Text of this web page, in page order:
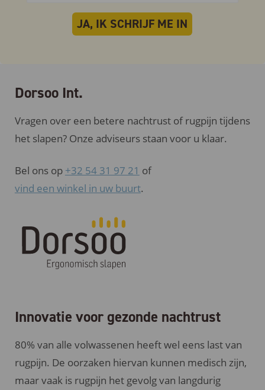
Dorsoo Int.
Vragen over een betere nachtrust of rugpijn tijdens
het slapen? Onze adviseurs staan voor u klaar.
Bel ons op +32 54 31 97 21 of
vind een winkel in uw buurt.
Innovatie voor gezonde nachtrust
80% van alle volwassenen heeft wel eens last van
rugpijn. De oorzaken hiervan kunnen medisch zijn,
maar vaak is rugpijn het gevolg van langdurig